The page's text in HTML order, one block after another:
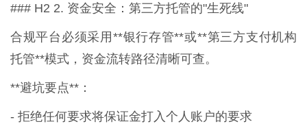
### H2 2. 资金安全：第三方托管的"生死线"
合规平台必须采用**银行存管**或**第三方支付机构
托管**模式，资金流转路径清晰可查。
**避坑要点**：
- 拒绝任何要求将保证金打入个人账户的要求